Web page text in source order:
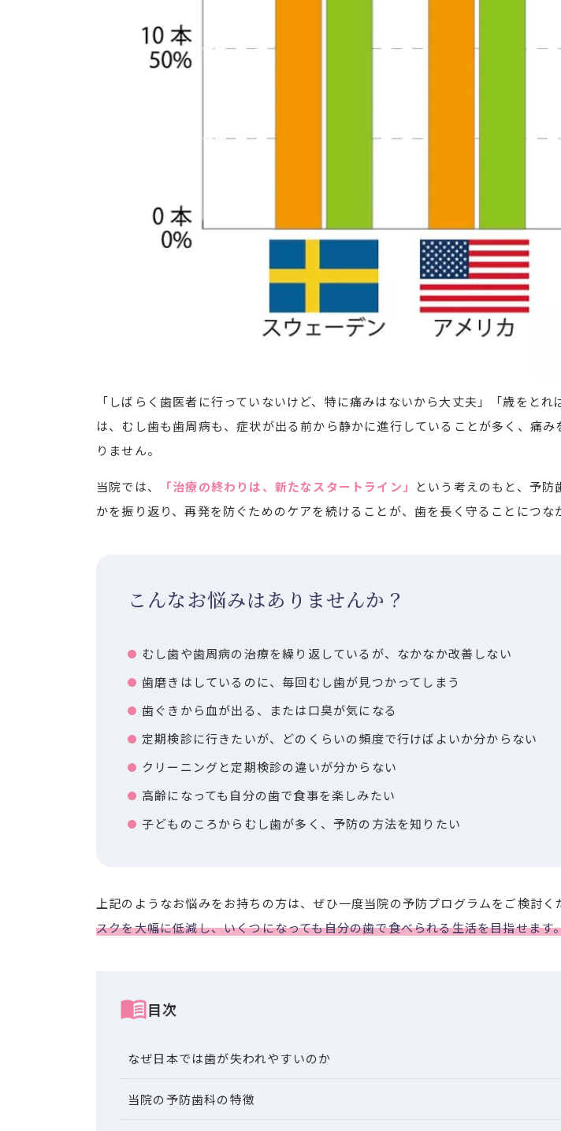
「しばらく歯医者に行っていないけど、特に痛みはないから大丈夫」「歳を
は、むし歯も歯周病も、症状が出る前から静かに進行していることが多く、痛
りません。
当院では、 「治療の終わりは、新たなスタートライン」
という考えのもと、予
かを振り返り、再発を防ぐためのケアを続けることが、歯を長く守ることにつな
こんなお悩みはありませんか？
むし歯や歯周病の治療を繰り返しているが、なかなか改善しない
歯磨きはしているのに、毎回むし歯が見つかってしまう
歯ぐきから血が出る、または口臭が気になる
定期検診に行きたいが、どのくらいの頻度で行けばよいか分からない
クリーニングと定期検診の違いが分からない
高齢になっても自分の歯で食事を楽しみたい
子どものころからむし歯が多く、予防の方法を知りたい
上記のようなお悩みをお持ちの方は、ぜひ一度当院の予防プログラムをご検討く
スクを大幅に低減し、いくつになっても自分の歯で食べられる生活を目指せます
目次
なぜ日本では歯が失われやすいのか
当院の予防歯科の特徴